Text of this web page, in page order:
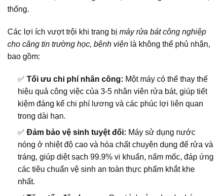
thống.
Các lợi ích vượt trội khi trang bị máy rửa bát công nghiệp
cho căng tin trường học, bệnh viện là không thể phủ nhận,
bao gồm:
✅ Tối ưu chi phí nhân công: Một máy có thể thay thế
hiệu quả công việc của 3-5 nhân viên rửa bát, giúp tiết
kiệm đáng kể chi phí lương và các phúc lợi liên quan
trong dài hạn.
✅ Đảm bảo vệ sinh tuyệt đối: Máy sử dụng nước
nóng ở nhiệt độ cao và hóa chất chuyên dụng để rửa và
tráng, giúp diệt sạch 99.9% vi khuẩn, nấm mốc, đáp ứng
các tiêu chuẩn vệ sinh an toàn thực phẩm khắt khe
nhất.